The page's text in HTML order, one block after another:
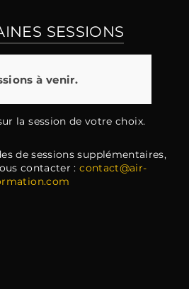
SESSIONS
à venir.
la session de votre choix.
de sessions supplémentaires,
contacter :contact@air-